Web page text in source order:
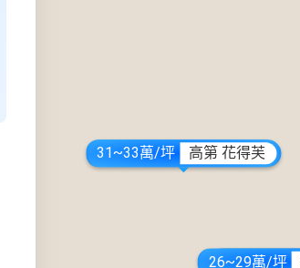
31~33萬/坪 高第 花得芙
26~27萬/坪
26~29萬/坪